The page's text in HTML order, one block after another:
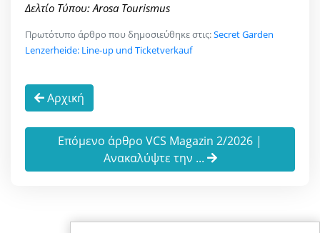
Δελτίο Τύπου: Arosa Tourismus
Πρωτότυπο άρθρο που δημοσιεύθηκε στις:Secret Garden
Lenzerheide: Line-up und Ticketverkauf
Αρχική
Επόμενο άρθρο VCS Magazin 2/2026 |
Ανακαλύψτε την ...